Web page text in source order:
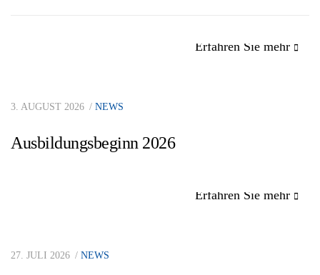
Erfahren Sie mehr
3. AUGUST 2026 NEWS
Ausbildungsbeginn 2026
Erfahren Sie mehr
27. JULI 2026 NEWS